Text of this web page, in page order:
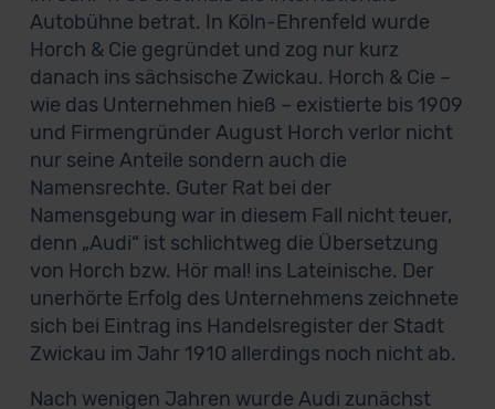
Autobühne betrat. In Köln-Ehrenfeld wurde
Horch & Cie gegründet und zog nur kurz
danach ins sächsische Zwickau. Horch & Cie –
wie das Unternehmen hieß – existierte bis 1909
und Firmengründer August Horch verlor nicht
nur seine Anteile sondern auch die
Namensrechte. Guter Rat bei der
Namensgebung war in diesem Fall nicht teuer,
denn „Audi“ ist schlichtweg die Übersetzung
von Horch bzw. Hör mal! ins Lateinische. Der
unerhörte Erfolg des Unternehmens zeichnete
sich bei Eintrag ins Handelsregister der Stadt
Zwickau im Jahr 1910 allerdings noch nicht ab.
Nach wenigen Jahren wurde Audi zunächst